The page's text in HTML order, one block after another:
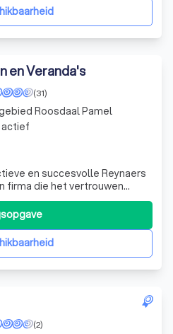
en Veranda's
(31)
en succesvolle Reynaers
firma die het vertrouwen
en verbouwers op zoek
een praktische expertise en
gebied van aluminium en pvc
Roosdaal Pamel
actief
(2)